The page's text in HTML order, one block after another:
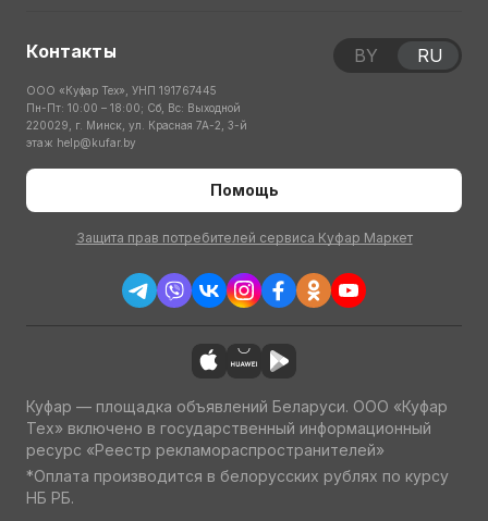
Контакты
ООО «Куфар Тех», УНП 191767445
Пн-Пт: 10:00 – 18:00; Сб, Вс: Выходной
220029, г. Минск, ул. Красная 7А-2, 3-й
этаж help@kufar.by
Помощь
Защита прав потребителей сервиса Куфар Маркет
BY RU
Куфар — площадка объявлений Беларуси. ООО «Куфар
Тех» включено в государственный информационный
ресурс «Реестр рекламораспространителей»
*Оплата производится в белорусских рублях по курсу
НБ РБ.